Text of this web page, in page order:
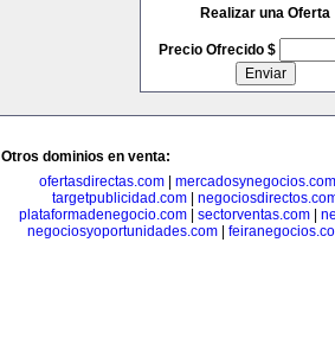
Realizar una Oferta
Precio Ofrecido $
Otros dominios en venta:
ofertasdirectas.com
mercadosynegocios.com
targetpublicidad.com
plataformadenegocio.com| sectorventas.com|
negociosyoportunidades.com